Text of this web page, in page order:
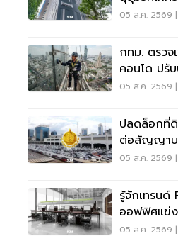
05 ส.ค. 2569
กทม. ตรว
คอนโด ปรั
เคร่งครัด
05 ส.ค. 2569
ปลดล็อกที่
ต่อสัญญาบ
บิ๊กโปรเจ็กต์
05 ส.ค. 2569
รู้จักเทรนด์
ออฟฟิศแข่
ทำเล-ค่าเช่า
05 ส.ค. 2569